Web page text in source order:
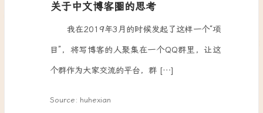
关于中文博客圈的思考
我在2019年3月的时候发起了这样一个“项
目”，将写博客的人聚集在一个QQ群里，让这
个群作为大家交流的平台，群 […]
Source: huhexian